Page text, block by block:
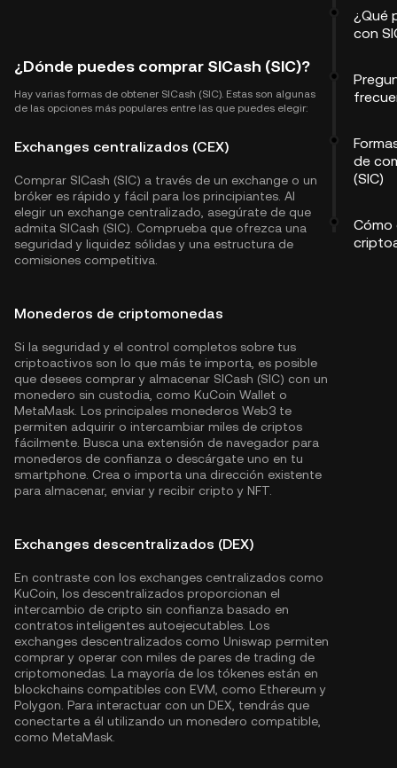
¿Dónde puedes comprar SICash (SIC)?
Hay varias formas de obtener SICash (SIC). Estas son algunas
de las opciones más populares entre las que puedes elegir:
Exchanges centralizados (CEX)
Comprar SICash (SIC) a través de un exchange o un
bróker es rápido y fácil para los principiantes. Al
elegir un exchange centralizado, asegúrate de que
admita SICash (SIC). Comprueba que ofrezca una
seguridad y liquidez sólidas y una estructura de
comisiones competitiva.
Monederos de criptomonedas
Si la seguridad y el control completos sobre tus
criptoactivos son lo que más te importa, es posible
que desees comprar y almacenar SICash (SIC) con un
monedero sin custodia, como KuCoin Wallet o
MetaMask. Los principales monederos Web3 te
permiten adquirir o intercambiar miles de criptos
fácilmente. Busca una extensión de navegador para
monederos de confianza o descárgate uno en tu
smartphone. Crea o importa una dirección existente
para almacenar, enviar y recibir cripto y NFT.
Exchanges descentralizados (DEX)
En contraste con los exchanges centralizados como
KuCoin, los descentralizados proporcionan el
intercambio de cripto sin confianza basado en
contratos inteligentes autoejecutables. Los
exchanges descentralizados como Uniswap permiten
comprar y operar con miles de pares de trading de
criptomonedas. La mayoría de los tókenes están en
blockchains compatibles con EVM, como Ethereum y
Polygon . Para interactuar con un DEX, tendrás que
conectarte a él utilizando un monedero compatible,
como MetaMask.
¿Qué
con
de
(SIC)
Cómo